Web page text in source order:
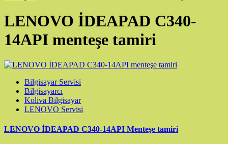
LENOVO İDEAPAD C340-
14API menteşe tamiri
Bilgisayar Servisi
Bilgisayarcı
Koliva Bilgisayar
LENOVO Servisi
LENOVO İDEAPAD C340-14API Menteşe tamiri